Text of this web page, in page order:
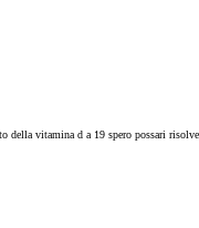
vitamina d a 19 spero possari